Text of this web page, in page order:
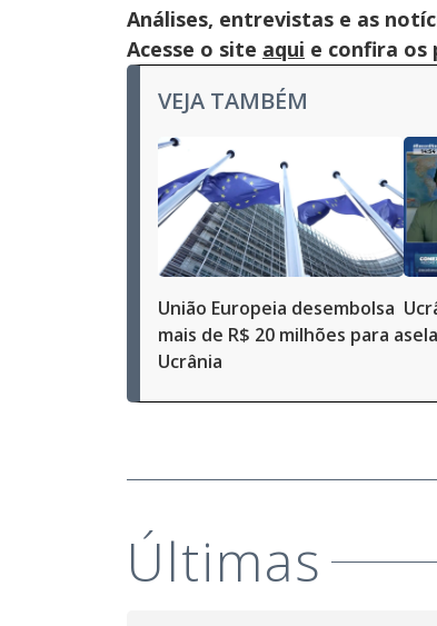
Análises, entrevistas e as
Acesse o site aqui e confira os
VEJA TAMBÉM
União Europeia desembolsa
mais de R$ 20 milhões para a
Ucrânia
Últimas